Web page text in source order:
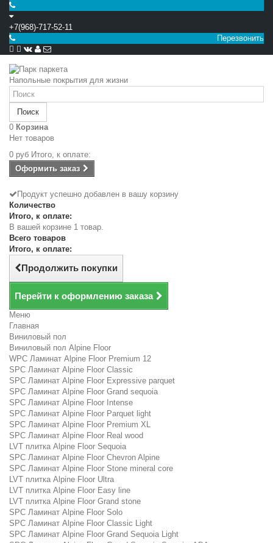
+7(968)-717-52-11
Перезвонить
 
Напольные покрытия для жизни
Поиск
0 Корзина
Нет товаров
0 руб Итого, к оплате:
Оформить заказ
Продукт успешно добавлен в вашу корзину
Количество
Итого, к оплате:
В вашей корзине 1 товар.
Всего товаров
Итого, к оплате:
Продолжить покупки
Перейти к оформлению заказа
Меню
Главная
Виниловый пол
Виниловый пол Alpine Floor
WPC Ламинат Alpine Floor Premium 12
SPC Ламинат Alpine Floor Classic
SPC Ламинат Alpine Floor Expressive parquet
SPC Ламинат Alpine Floor Grand sequoia
SPC Ламинат Alpine Floor Intense
SPC Ламинат Alpine Floor Parquet light
SPC Ламинат Alpine Floor Premium XL
SPC Ламинат Alpine Floor Real wood
LVT плитка Alpine Floor Sequoia
SPC Ламинат Alpine Floor Chevron Alpine
SPC Ламинат Alpine Floor Stone mineral core
LVT плитка Alpine Floor Ultra
LVT плитка Alpine Floor Easy line
LVT плитка Alpine Floor Grand stone
SPC Ламинат Alpine Floor Solo
SPC Ламинат Alpine Floor Classic Light
SPC Ламинат Alpine Floor Grand Sequoia Light